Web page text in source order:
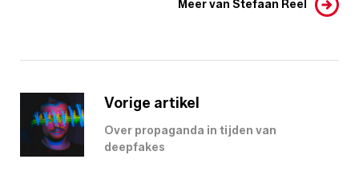
Meer van Stefaan Reel
Vorige artikel
Over propaganda in tijden van
deepfakes